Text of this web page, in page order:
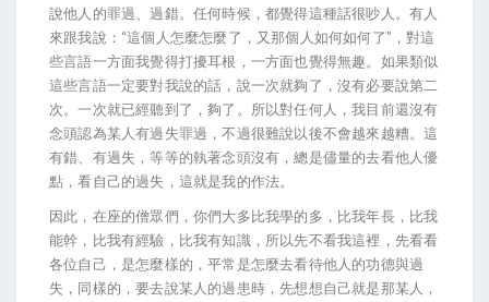
說他人的罪過、過錯。任何時候，都覺得這種話很吵人。有人
來跟我說：“這個人怎麼怎麼了，又那個人如何如何了”，對這
些言語一方面我覺得打擾耳根，一方面也覺得無趣。如果類似
這些言語一定要對我說的話，說一次就夠了，沒有必要說第二
次。一次就已經聽到了，夠了。所以對任何人，我目前還沒有
念頭認為某人有過失罪過，不過很難說以後不會越來越糟。這
有錯、有過失，等等的執著念頭沒有，總是儘量的去看他人優
點，看自己的過失，這就是我的作法。
因此，在座的僧眾們，你們大多比我學的多，比我年長，比我
能幹，比我有經驗，比我有知識，所以先不看我這裡，先看看
各位自己，是怎麼樣的，平常是怎麼去看待他人的功德與過
失，同樣的，要去說某人的過患時，先想想自己就是那某人，